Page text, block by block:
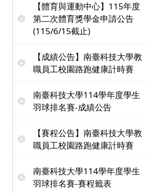
【體育與運動中心】115年度
第二次體育獎學金申請公告
(115/6/15截止)
【成績公告】南臺科技大學教
職員工校園路跑健康計時賽
南臺科技大學114學年度學生
羽球排名賽-成績公告
【賽程公告】南臺科技大學教
職員工校園路跑健康計時賽
南臺科技大學114學年度學生
羽球排名賽-賽程籤表